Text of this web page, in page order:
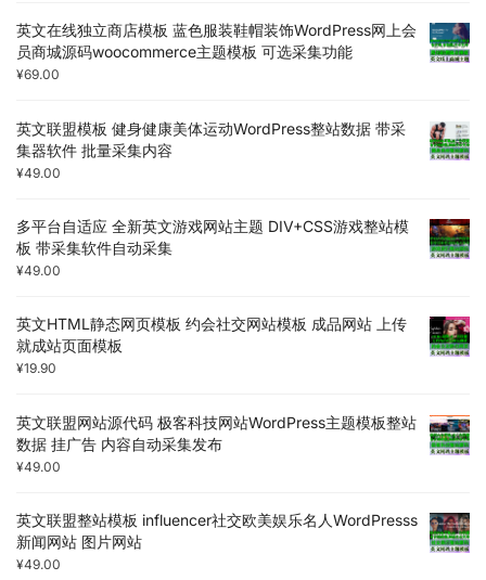
英文在线独立商店模板 蓝色服装鞋帽装饰WordPress网上会
员商城源码woocommerce主题模板 可选采集功能
¥69.00
英文联盟模板 健身健康美体运动WordPress整站数据 带采
集器软件 批量采集内容
¥49.00
多平台自适应 全新英文游戏网站主题 DIV+CSS游戏整站模
板 带采集软件自动采集
¥49.00
英文HTML静态网页模板 约会社交网站模板 成品网站 上传
就成站页面模板
¥19.90
英文联盟网站源代码 极客科技网站WordPress主题模板整站
数据 挂广告 内容自动采集发布
¥49.00
英文联盟整站模板 influencer社交欧美娱乐名人WordPresss
新闻网站 图片网站
¥49.00